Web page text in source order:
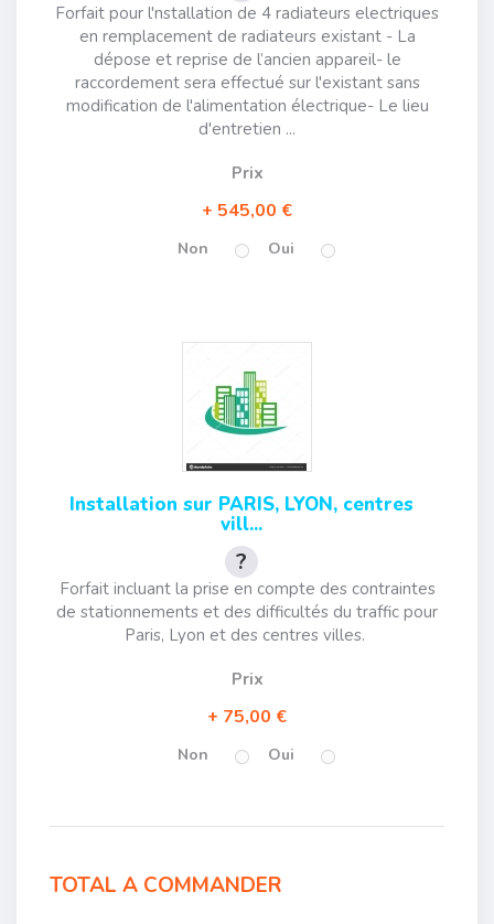
Forfait pour l'nstallation de 4 radiateurs electriques
en remplacement de radiateurs existant - La
dépose et reprise de l’ancien appareil- le
raccordement sera effectué sur l'existant sans
modification de l'alimentation électrique- Le lieu
d'entretien ...
Prix
545,00 €
Non Oui
Installation sur PARIS, LYON, centres
vill...
Forfait incluant la prise en compte des contraintes
de stationnements et des difficultés du traffic pour
Paris, Lyon et des centres villes.
Prix
75,00 €
Non Oui
TOTAL A COMMANDER